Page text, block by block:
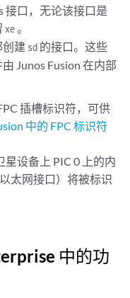
接口，无论该接口是
xe 。
创建 sd 的接口。这些
Junos Fusion 在内部
插槽标识符，可供
中的 FPC 标识符
星设备上 PIC 0 上的内
太网接口）将被标识
中的功